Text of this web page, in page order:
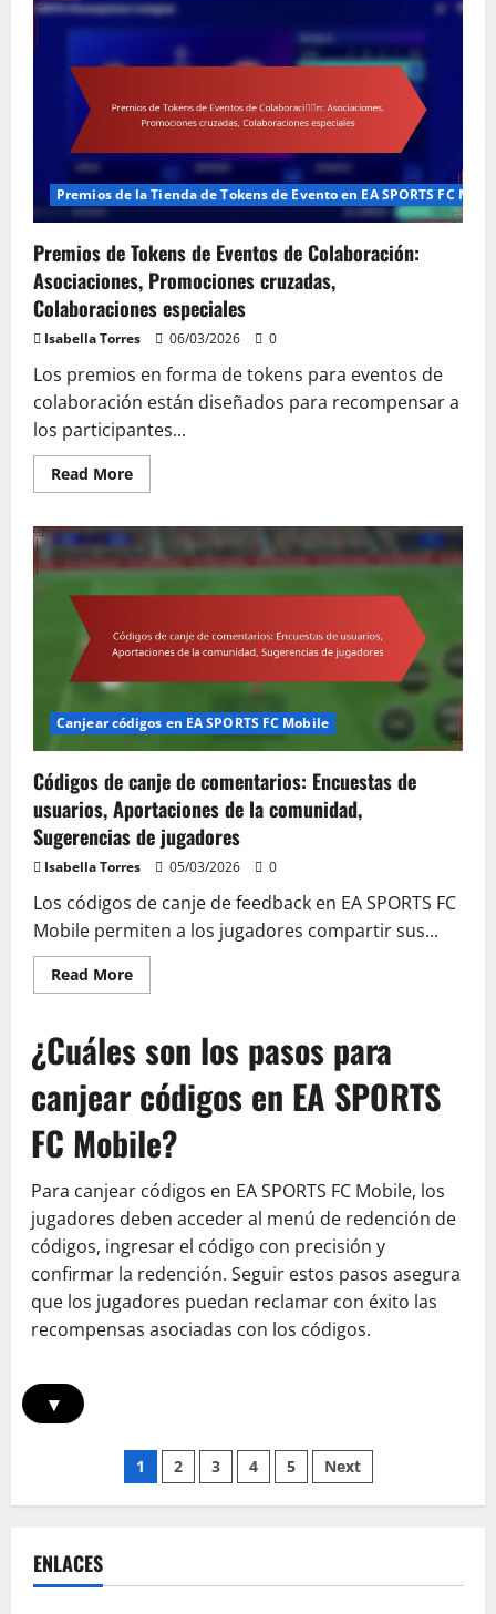
de
Tokens
para
Evento
de
celebración,
conmemorativos,
Contenido
de
edición
limitada
Premios de la Tienda de Tokens de Evento en EA SPORTS FC
Premios de Tokens de Eventos de Colaboración:
Asociaciones, Promociones cruzadas,
Colaboraciones especiales
Isabella Torres 06/03/2026 0
Los premios en forma de tokens para eventos de
colaboración están diseñados para recompensar a
los participantes...
Read MoreRead
more
de
Eventos
de
Promociones
cruzadas,
especiales
Canjear códigos en EA SPORTS FC Mobile
Códigos de canje de comentarios: Encuestas de
usuarios, Aportaciones de la comunidad,
Sugerencias de jugadores
Isabella Torres 05/03/2026 0
Los códigos de canje de feedback en EA SPORTS FC
Mobile permiten a los jugadores compartir sus...
Read MoreRead
more
canje
de
comentarios:
Encuestas
de
usuarios,
Aportaciones
de
comunidad,
Sugerencias
de
jugadores
¿Cuáles son los pasos para
canjear códigos en EA SPORTS
FC Mobile?
Para canjear códigos en EA SPORTS FC Mobile, los
jugadores deben acceder al menú de redención de
códigos, ingresar el código con precisión y
confirmar la redención. Seguir estos pasos asegura
que los jugadores puedan reclamar con éxito las
recompensas asociadas con los códigos.
▾
Posts
pagination
1 2 3 4 5 Next
ENLACES